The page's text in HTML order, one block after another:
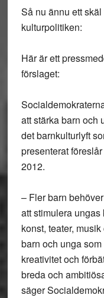
Så nu ännu ett
kulturpolitiken:
Här är ett
förslaget:
att stärka barn och
det barnkulturlyft
presenterat
2012.
– Fler barn
att stimulera
konst, teater,
barn och unga
kreativitet och
breda och
säger